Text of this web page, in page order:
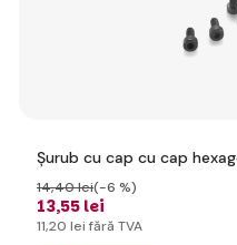
Șurub cu cap cu cap
13,55 lei
14,40 lei(-6 %)
11,20 lei fără TVA